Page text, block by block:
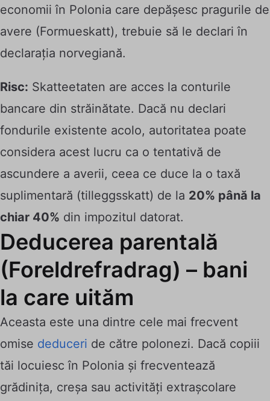
economii în Polonia care depășesc pragurile de
avere (Formueskatt), trebuie să le declari în
declarația norvegiană.
Risc: Skatteetaten are acces la conturile
bancare din străinătate. Dacă nu declari
fondurile existente acolo, autoritatea poate
considera acest lucru ca o tentativă de
ascundere a averii, ceea ce duce la o taxă
suplimentară (tilleggsskatt) de la 20% până la
chiar 40% din impozitul datorat.
Deducerea parentală
(Foreldrefradrag) – bani
la care uităm
Aceasta este una dintre cele mai frecvent
omise deduceri de către polonezi. Dacă copiii
tăi locuiesc în Polonia și frecventează
grădinița, creșa sau activități extrașcolare